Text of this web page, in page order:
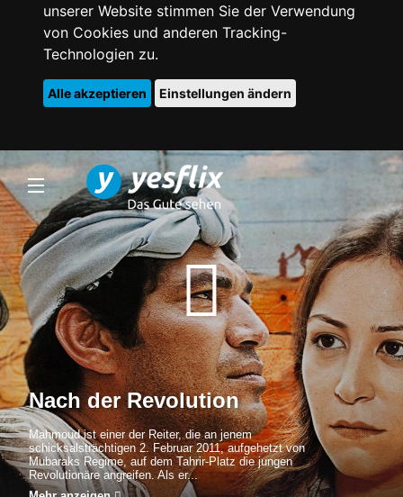
unserer Website stimmen Sie der Verwendung
von Cookies und anderen Tracking-
Technologien zu.
Alle akzeptieren Einstellungen ändern
Nach der Revolution
Mahmoud ist einer der Reiter, die an jenem
schicksalsträchtigen 2. Februar 2011, aufgehetzt von
Mubaraks Regime, auf dem Tahrir-Platz die jungen
Revolutionäre angreifen. Als er...